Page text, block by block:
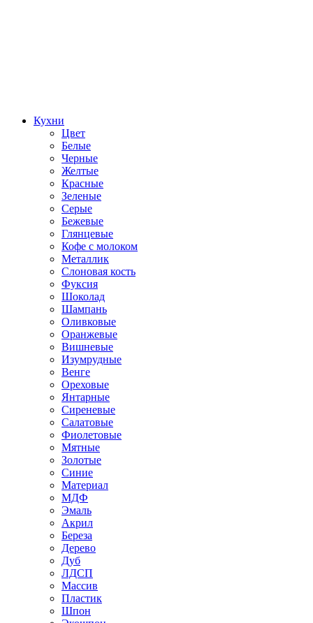
Кухни
Цвет
Белые
Черные
Желтые
Красные
Зеленые
Серые
Бежевые
Глянцевые
Кофе с молоком
Металлик
Слоновая кость
Фуксия
Шоколад
Шампань
Оливковые
Оранжевые
Вишневые
Изумрудные
Венге
Ореховые
Янтарные
Сиреневые
Салатовые
Фиолетовые
Мятные
Золотые
Синие
Материал
МДФ
Эмаль
Акрил
Береза
Дерево
Дуб
ЛДСП
Массив
Пластик
Шпон